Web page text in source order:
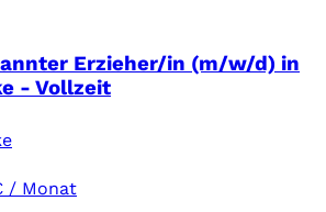
Erzieher/in (m/w/d) in
- Vollzeit
/ Monat